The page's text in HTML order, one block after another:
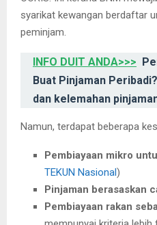
syarikat kewangan berdaftar
peminjam.
INFO DUIT ANDA>>>
Buat Pinjaman
dan kelemahan
Namun, terdapat beberapa
Pembiayaan mikro
TEKUN Nasional)
Pinjaman berasaskan
Pembiayaan rakan